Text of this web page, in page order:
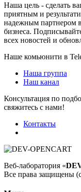
Наша цель - сделать
приятным и
надежным партнером
бизнеса.
всех новостей и
Наше комьюнити в
Наша группа
Наш канал
Консультация по
свяжитесь с нами!
Контакты
Веб-лаборатория «
Все права защищены